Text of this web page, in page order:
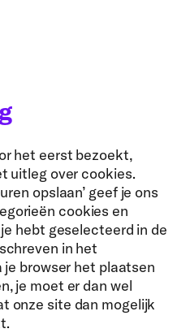
het eerst bezoekt,
uitleg over cookies.
opslaan’ geef je ons
cookies en
hebt geselecteerd in de
in het
browser het plaatsen
je moet er dan wel
onze site dan mogelijk